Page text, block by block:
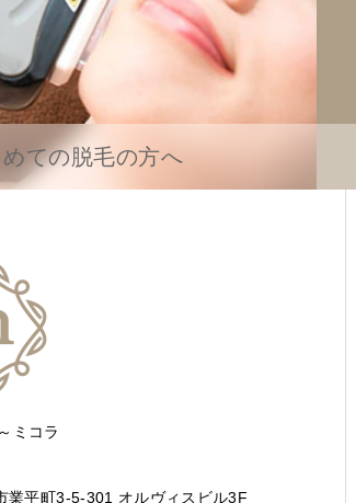
ての脱毛の方へ
ミコラ
業平町3-5-301 オルヴィスビル3F